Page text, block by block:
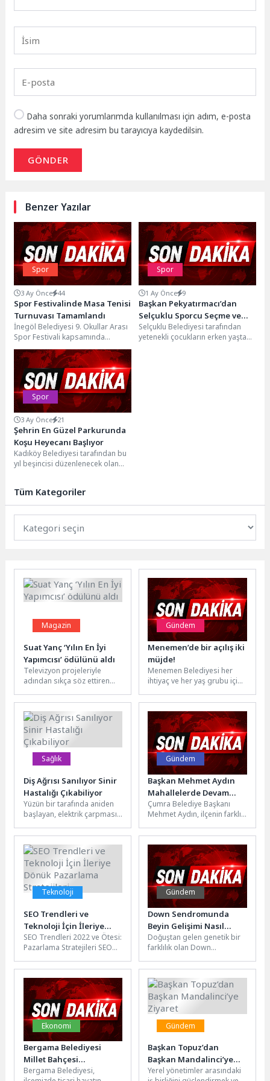
Daha sonraki yorumlarımda kullanılması için adım, e-posta
adresim ve site adresim bu tarayıcıya kaydedilsin.
GÖNDER
Benzer Yazılar
Spor
3 Ay Önce 44
Spor Festivalinde Masa Tenisi
Turnuvası Tamamlandı
İnegöl Belediyesi 9. Okullar Arası
Spor Festivali kapsamında
düzenlenen masa tenisi
müsabakaları 57 okuldan 228...
Spor
1 Ay Önce 9
Başkan Pekyatırmacı’dan
Selçuklu Sporcu Seçme ve
Yetiştirme Merkezi’ne Ziyaret
Selçuklu Belediyesi tarafından
yetenekli çocukların erken yaşta
Spor
3 Ay Önce 21
Şehrin En Güzel Parkurunda
Koşu Heyecanı Başlıyor
Kadıköy Belediyesi tarafından bu
yıl beşincisi düzenlenecek olan
Tüm Kategoriler
Magazin
Suat Yanç ‘Yılın En İyi
Yapımcısı’ ödülünü aldı
Televizyon projeleriyle
adından sıkça söz ettiren
yenisini daha ekledi. Başarılı
yapımcı,...
Gündem
Menemen’de bir açılış iki
müjde!
Menemen Belediyesi her
ihtiyaç ve her yaş grubu için
ediyor. Bu kapsamda...
Sağlık
Diş Ağrısı Sanılıyor Sinir
Hastalığı Çıkabiliyor
Yüzün bir tarafında aniden
başlayan, elektrik çarpması
ağrı… Çoğu kişi...
Gündem
Başkan Mehmet Aydın
Mahallelerde Devam
Eden Çalışmaları Yerinde
İnceledi
Çumra Belediye Başkanı
Mehmet Aydın, ilçenin farklı
altyapı, asfalt ve çevre
düzenleme çalışmalarını...
Teknoloji
SEO Trendleri ve
Teknoloji İçin İleriye
Dönük Pazarlama
Stratejileri
SEO Trendleri 2022 ve Ötesi:
Pazarlama Stratejileri SEO
trendler doğrultusunda,
dijital pazarlama...
Gündem
Down Sendromunda
Beyin Gelişimi Nasıl
Desteklenir?
Doğuştan gelen genetik bir
farklılık olan Down
genellikle yüz görünümü ve
öğrenme güçlüğü...
Ekonomi
Bergama Belediyesi
Millet Bahçesi
Dükkanları İhaleye
Bergama Belediyesi,
Gündem
Başkan Topuz’dan
Başkan Mandalinci’ye
Ziyaret
Yerel yönetimler arasındaki